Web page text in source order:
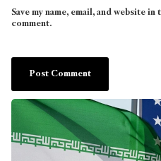
Save my name, email, and website
comment.